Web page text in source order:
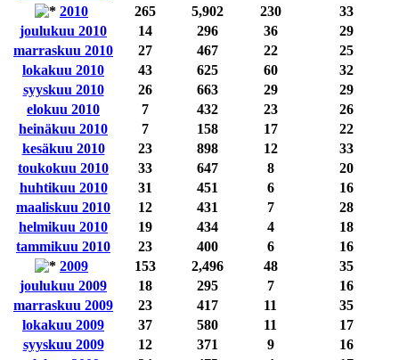
2010
265 5,902 230
33
joulukuu 2010
14 296 36
29
marraskuu 2010
27 467 22
25
lokakuu 2010
43 625 60
32
syyskuu 2010
26 663 29
29
elokuu 2010
7 432 23
26
heinäkuu 2010
7 158 17
22
kesäkuu 2010
23 898 12
33
toukokuu 2010
33 647 8
20
huhtikuu 2010
31 451 6
16
maaliskuu 2010
12 431 7
28
helmikuu 2010
19 434 4
18
tammikuu 2010
23 400 6
16
2009
153 2,496 48
35
joulukuu 2009
18 295 7
16
marraskuu 2009
23 417 11
35
lokakuu 2009
37 580 11
17
syyskuu 2009
12 371 9
16